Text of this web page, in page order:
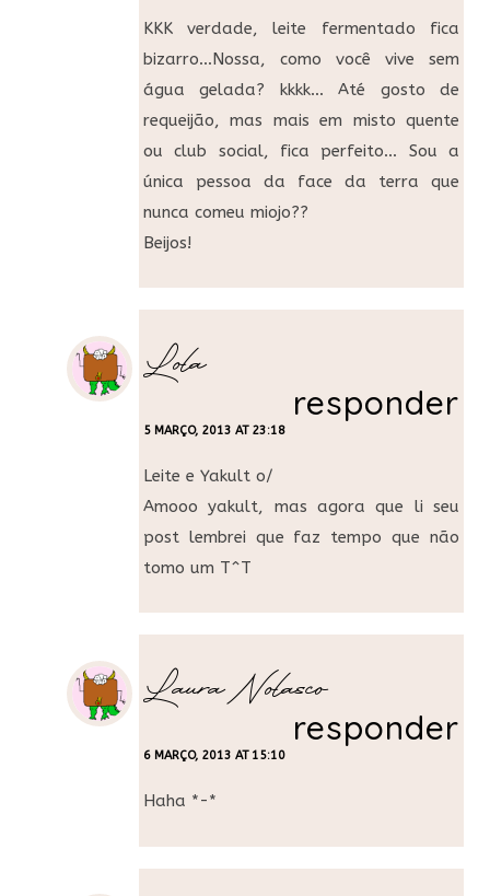
KKK verdade, leite fermentado fica
bizarro…Nossa, como você vive sem
água gelada? kkkk… Até gosto de
requeijão, mas mais em misto quente
ou club social, fica perfeito… Sou a
única pessoa da face da terra que
nunca comeu miojo??
Beijos!
Lola
5 MARÇO, 2013 AT 23:18
responder
Leite e Yakult o/
Amooo yakult, mas agora que li seu
post lembrei que faz tempo que não
tomo um T^T
Laura Nolasco
6 MARÇO, 2013 AT 15:10
responder
Haha *-*